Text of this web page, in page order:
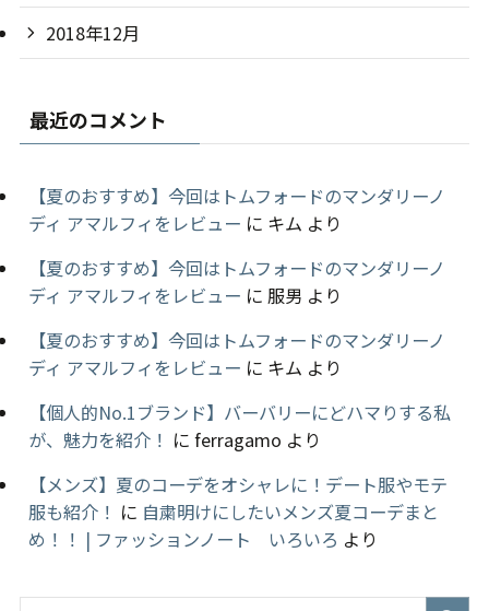
2018年12月
最近のコメント
【夏のおすすめ】今回はトムフォードのマンダリーノ
ディ アマルフィをレビュー に キム より
【夏のおすすめ】今回はトムフォードのマンダリーノ
ディ アマルフィをレビュー に 服男 より
【夏のおすすめ】今回はトムフォードのマンダリーノ
ディ アマルフィをレビュー に キム より
【個人的No.1ブランド】バーバリーにどハマりする私
が、魅力を紹介！ に ferragamo より
【メンズ】夏のコーデをオシャレに！デート服やモテ
服も紹介！ に 自粛明けにしたいメンズ夏コーデまと
め！！ | ファッションノート いろいろ より